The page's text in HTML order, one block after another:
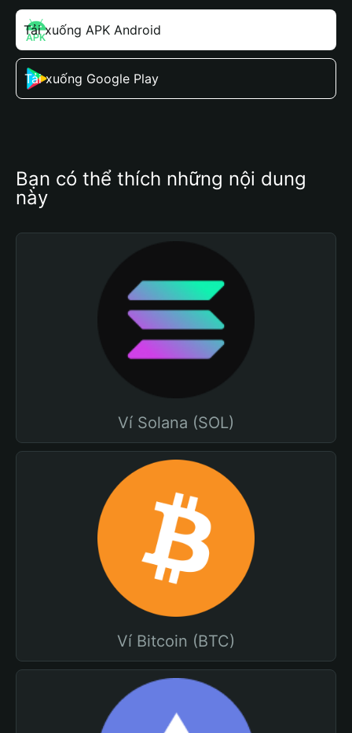
Tải xuống APK Android
Tải xuống Google Play
Bạn có thể thích những nội dung
này
Ví Solana (SOL)
Ví Bitcoin (BTC)